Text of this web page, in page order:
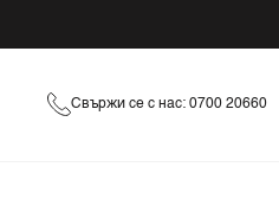
Свържи се с нас: 0700 20660